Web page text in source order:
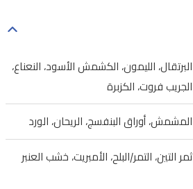
البرتقال، الليمون، الكشمش الأسود، النعناع،
الجريب فروت، الكزبرة
المشمش، أوراق البنفسج، الريحان، الورد
ثمر التين، التمر/البلح، الأمبريت، خشب العنبر